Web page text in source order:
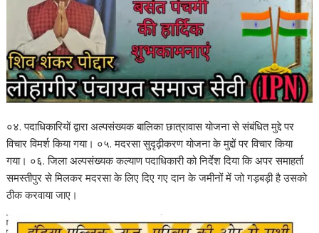
०४. पदाधिकारियों द्वारा अल्पसंख्यक बालिका छात्रावास योजना से संबंधित मुद्दे पर
विचार विमर्श किया गया। ०५. मदरसा सुदृढ़ीकरण योजना के मुद्दों पर विचार किया
गया। ०६. जिला अल्पसंख्यक कल्याण पदाधिकारी को निर्देश दिया कि अपर समाहर्ता
समस्तीपुर से मिलकर मदरसा के लिए दिए गए दान के जमीनों में जो गड़बड़ी है उसको
ठीक करवाया जाए।